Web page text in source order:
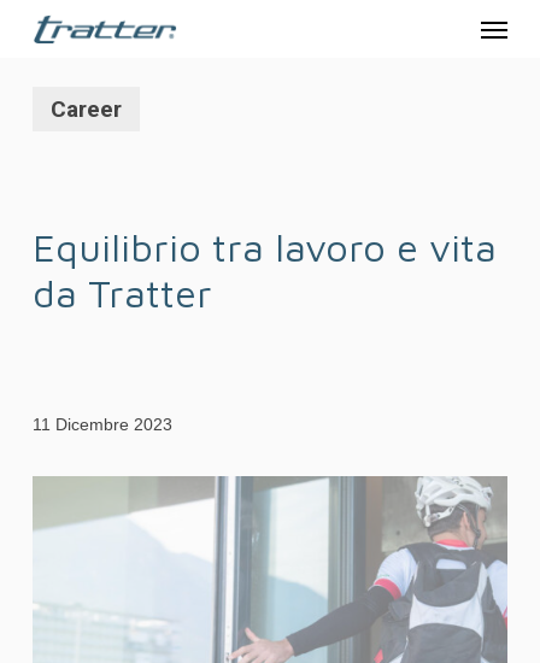
Skip
Menu
Career
Equilibrio tra lavoro e vita
da Tratter
11 Dicembre 2023